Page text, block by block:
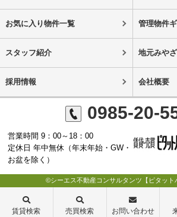
お気に入り物件一覧 管理物件
スタッフ紹介 地元みや
採用情報 会社概要
0985-20-
営業時間 9：00～18：00
定休日 年中無休（年末年始・GW・
お盆を除く）
©シーエス不動産コンサルタンツ【ピタット
賃貸検索 売買検索 お問い合わせ